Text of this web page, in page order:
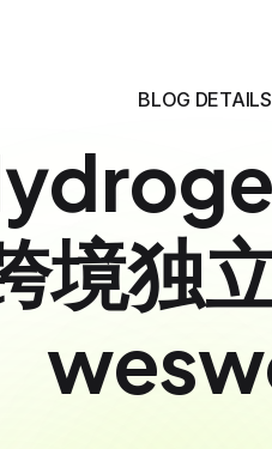
BLOG DETAILS
境独